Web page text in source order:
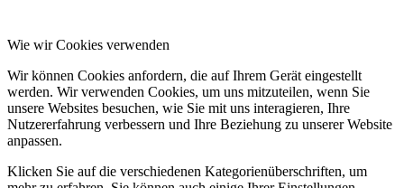
Wie wir Cookies verwenden
Wir können Cookies anfordern, die auf Ihrem Gerät eingestellt
werden. Wir verwenden Cookies, um uns mitzuteilen, wenn Sie
unsere Websites besuchen, wie Sie mit uns interagieren, Ihre
Nutzererfahrung verbessern und Ihre Beziehung zu unserer Website
anpassen.
Klicken Sie auf die verschiedenen Kategorienüberschriften, um